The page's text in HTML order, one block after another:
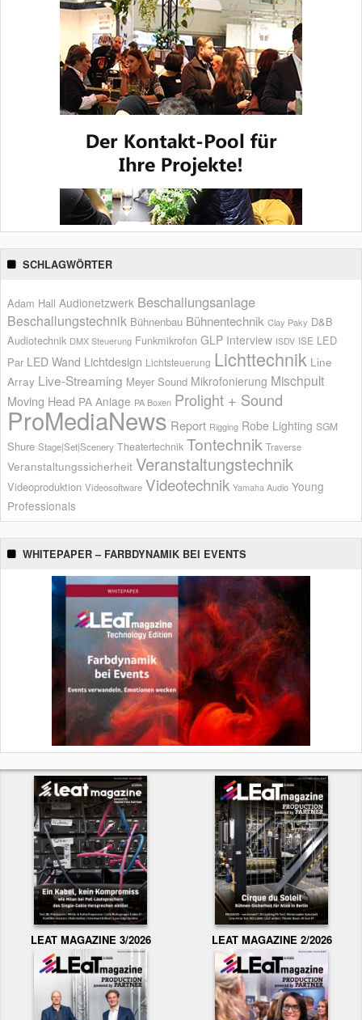
SCHLAGWÖRTER
Adam Hall Audionetzwerk Beschallungsanlage
Beschallungstechnik Bühnenbau Bühnentechnik Clay Paky D&B
Audiotechnik DMX Steuerung Funkmikrofon GLP Interview ISDV ISE LED
Par LED Wand Lichtdesign Lichtsteuerung Lichttechnik Line
Array Live-Streaming Meyer Sound Mikrofonierung Mischpult
Moving Head PA Anlage PA Boxen Prolight + Sound
ProMediaNews Report Rigging Robe Lighting SGM
Shure Stage|Set|Scenery Theatertechnik Tontechnik Traverse
Veranstaltungssicherheit Veranstaltungstechnik
Videoproduktion Videosoftware Videotechnik Yamaha Audio Young
Professionals
WHITEPAPER – FARBDYNAMIK BEI EVENTS
LEAT MAGAZINE 3/2026 LEAT MAGAZINE 2/2026